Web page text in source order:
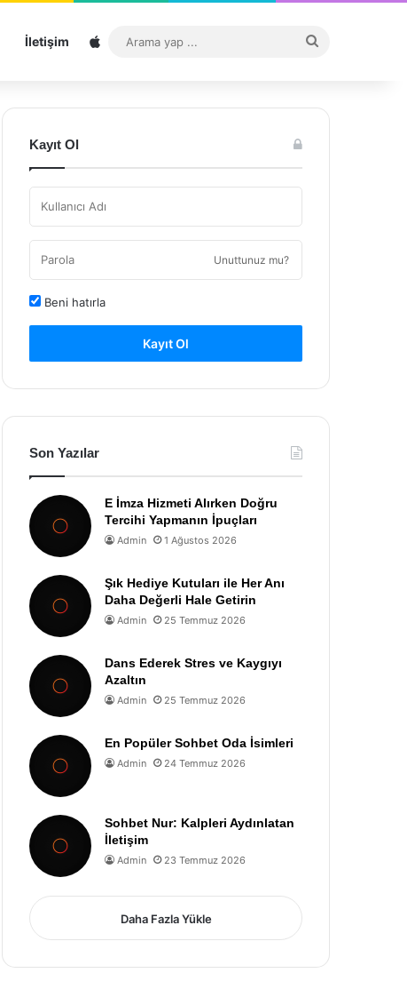
İletişim Sitemap
...
Kayıt Ol
Unuttunuz mu?
Beni hatırla
Kayıt Ol
Son Yazılar
E İmza Hizmeti Alırken Doğru
Tercihi Yapmanın İpuçları
Admin 1 Ağustos 2026
Şık Hediye Kutuları ile Her Anı
Daha Değerli Hale Getirin
Admin 25 Temmuz 2026
Dans Ederek Stres ve Kaygıyı
Azaltın
Admin 25 Temmuz 2026
En Popüler Sohbet Oda İsimleri
Admin 24 Temmuz 2026
Sohbet Nur: Kalpleri Aydınlatan
İletişim
Admin 23 Temmuz 2026
Daha Fazla Yükle